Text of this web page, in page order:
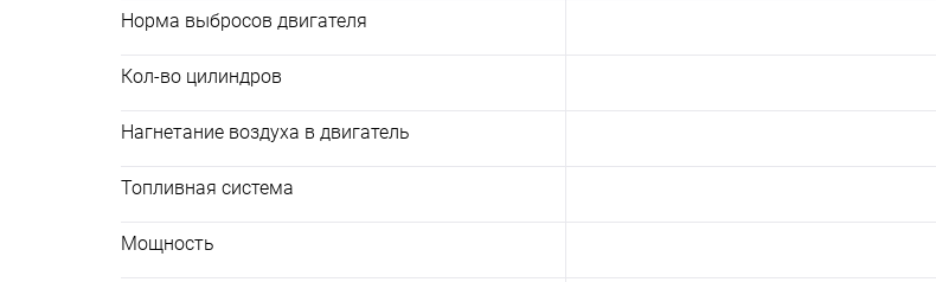
Норма выбросов двигателя
Кол-во цилиндров
Нагнетание воздуха в двигатель
Топливная система
Мощность